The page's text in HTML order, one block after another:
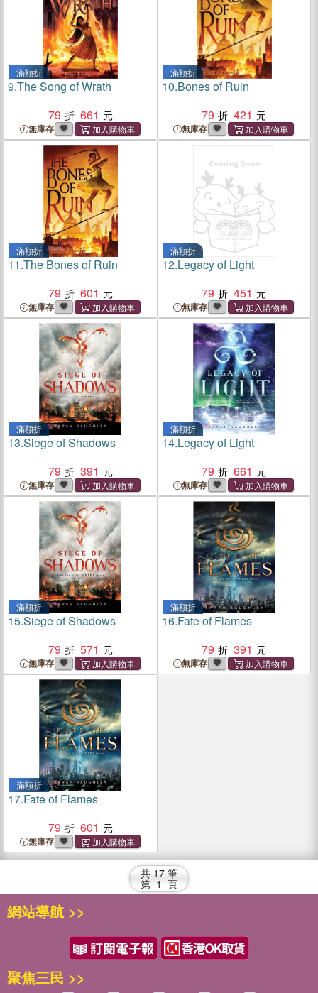
滿額折
9.The Song of Wrath
79
661
無庫存
滿額折
10.Bones of Ruin
79
421
無庫存
滿額折
11.The Bones of Ruin
79
601
無庫存
滿額折
12.Legacy of Light
79
451
無庫存
滿額折
13.Siege of Shadows
79
391
無庫存
滿額折
14.Legacy of Light
79
661
無庫存
滿額折
15.Siege of Shadows
79
571
無庫存
滿額折
16.Fate of Flames
79
391
無庫存
滿額折
17.Fate of Flames
79
601
無庫存
共 17 筆
第 1 頁
網站導航 >>
聚焦三民 >>